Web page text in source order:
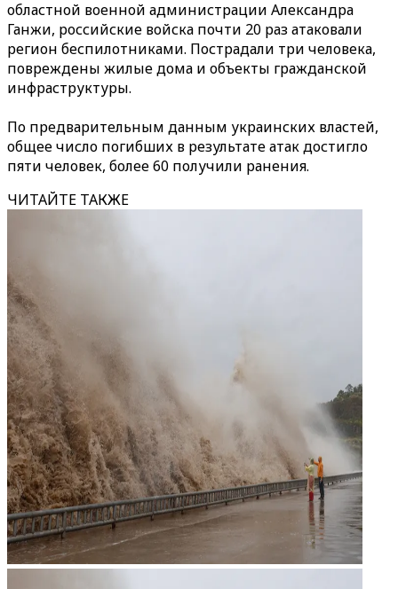
областной военной администрации Александра
Ганжи, российские войска почти 20 раз атаковали
регион беспилотниками. Пострадали три человека,
повреждены жилые дома и объекты гражданской
инфраструктуры.
По предварительным данным украинских властей,
общее число погибших в результате атак достигло
пяти человек, более 60 получили ранения.
ЧИТАЙТЕ ТАКЖЕ